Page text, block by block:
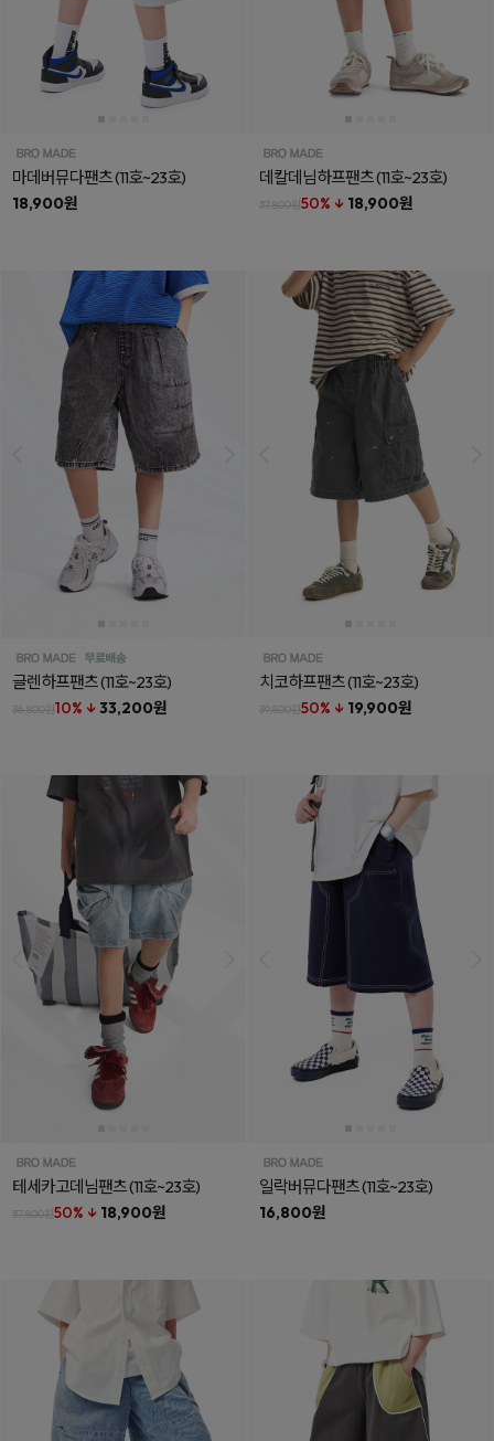
마데버뮤다팬츠(11호~23호)
18,900원
데칼데님하프팬츠(11호~23호)
37,800원50% ↓ 18,900원
글렌하프팬츠(11호~23호)
36,800원10% ↓ 33,200원
치코하프팬츠(11호~23호)
39,800원50% ↓ 19,900원
테세카고데님팬츠(11호~23호)
37,800원50% ↓ 18,900원
일락버뮤다팬츠(11호~23호)
16,800원